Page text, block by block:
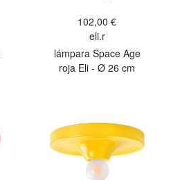
102,00 €
eli.r
lámpara Space Age
roja Eli - Ø 26 cm